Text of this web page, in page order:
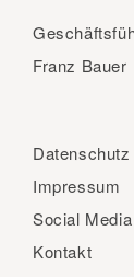
Franz Bauer
Datenschutz
Impressum
Social
Kontakt